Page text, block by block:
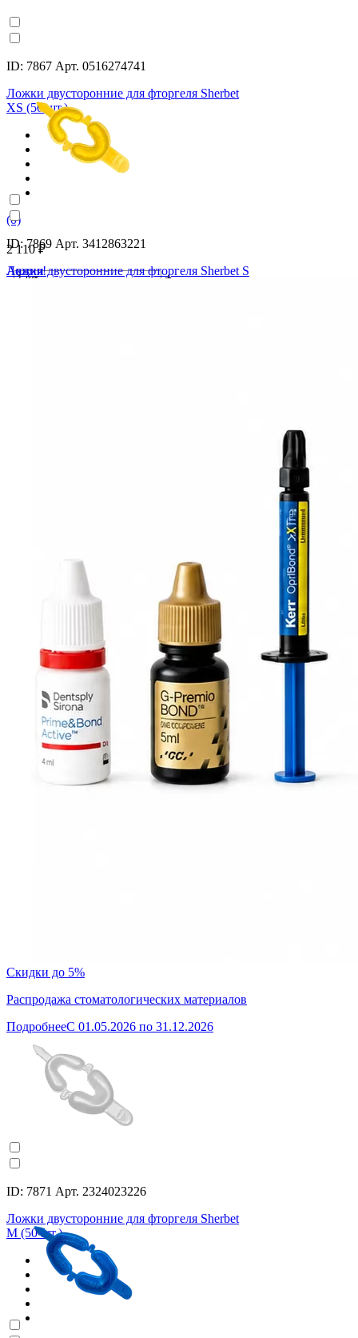
ID: 7867 Арт. 0516274741
Ложки двусторонние для фторгеля Sherbet
XS (50 шт.)
(0)
2 110 ₽
-
+
ID: 7869 Арт. 3412863221
Ложки двусторонние для фторгеля Sherbet S
Акция!
Скидки до 5%
Распродажа стоматологических материалов
ПодробнееC 01.05.2026 по 31.12.2026
ID: 7871 Арт. 2324023226
Ложки двусторонние для фторгеля Sherbet
M (50 шт.)